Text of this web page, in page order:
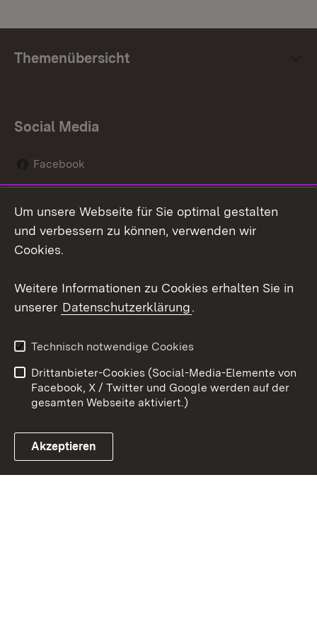
Themenübersicht
Social Media
Facebook
Social Wall
Youtube
Link zum Landesportal
Kontakt
Datenschutz
Barrierefreiheit
Impressum Cookies
Um unsere Webseite für Sie optimal gestalten
und verbessern zu können, verwenden wir
Cookies.
Weitere Informationen zu Cookies erhalten Sie in
unserer Datenschutzerklärung.
Technisch notwendige Cookies
Drittanbieter-Cookies (Social-Media-Elemente von
Facebook, X / Twitter und Google werden auf der
gesamten Webseite aktiviert.)
Akzeptieren